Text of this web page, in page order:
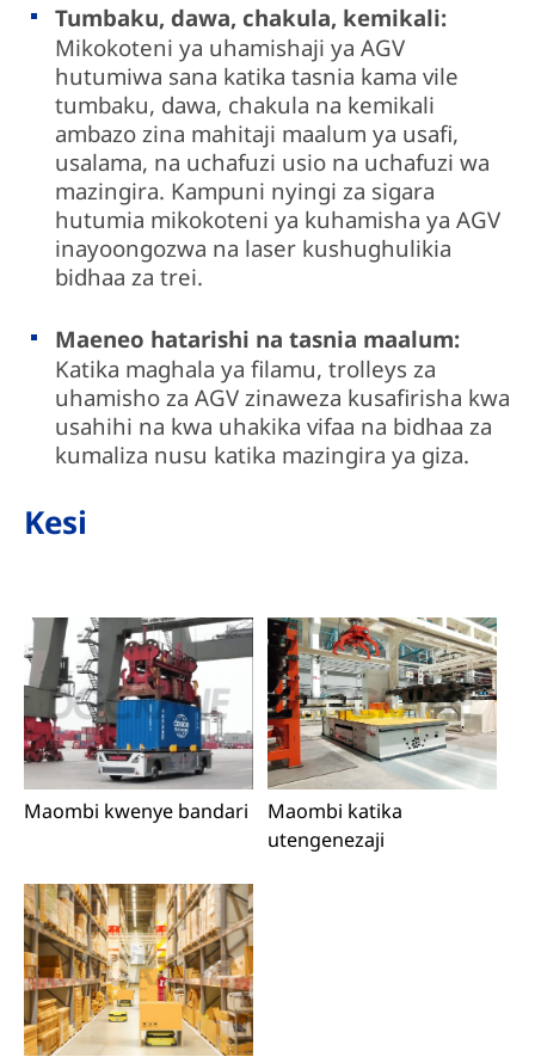
Tumbaku, dawa, chakula, kemikali:
Mikokoteni ya uhamishaji ya AGV
hutumiwa sana katika tasnia kama vile
tumbaku, dawa, chakula na kemikali
ambazo zina mahitaji maalum ya usafi,
usalama, na uchafuzi usio na uchafuzi wa
mazingira. Kampuni nyingi za sigara
hutumia mikokoteni ya kuhamisha ya AGV
inayoongozwa na laser kushughulikia
bidhaa za trei.
Maeneo hatarishi na tasnia maalum:
Katika maghala ya filamu, trolleys za
uhamisho za AGV zinaweza kusafirisha kwa
usahihi na kwa uhakika vifaa na bidhaa za
kumaliza nusu katika mazingira ya giza.
Kesi
Maombi kwenye bandari
Maombi katika
utengenezaji